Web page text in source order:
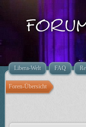
Libera-Welt FAQ
Foren-Übersicht